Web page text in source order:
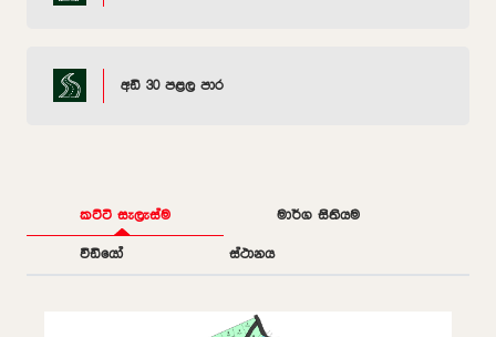
අඩි 30 පළල පාර
කට්ටි සැලැස්ම මාර්ග සිතියම
වීඩියෝ ස්ථානය